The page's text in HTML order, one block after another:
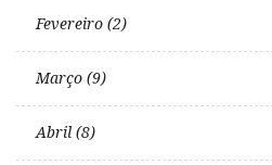
Fevereiro (2)
Março (9)
Abril (8)